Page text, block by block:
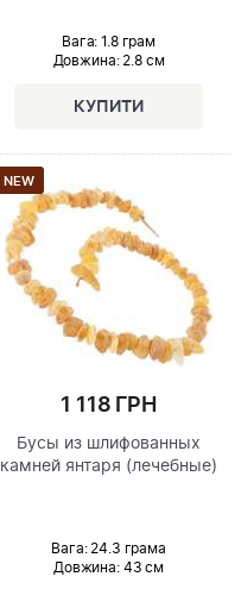
Вага: 1.8 грам
Довжина:2.8 см
NEW
1 118 ГРН
Бусы из шлифованных
камней янтаря (лечебные)
Вага: 24.3 грама
Довжина:43 см